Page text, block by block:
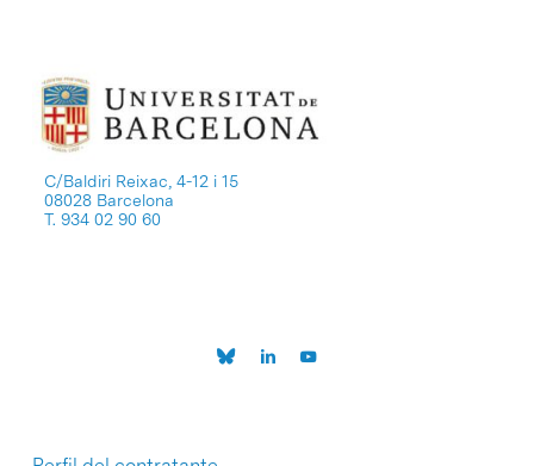
C/Baldiri Reixac, 4-12 i 15
08028 Barcelona
T. 934 02 90 60